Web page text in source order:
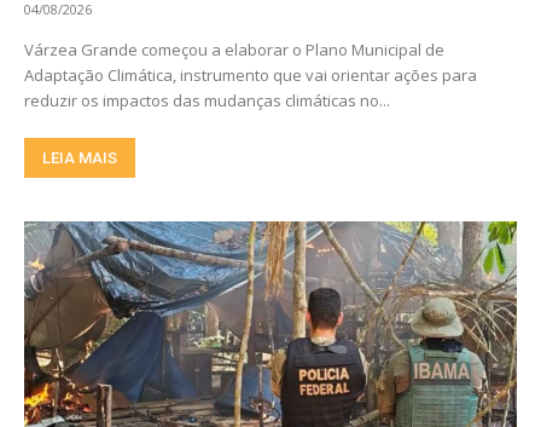
04/08/2026
Várzea Grande começou a elaborar o Plano Municipal de
Adaptação Climática, instrumento que vai orientar ações para
reduzir os impactos das mudanças climáticas no...
LEIA MAIS